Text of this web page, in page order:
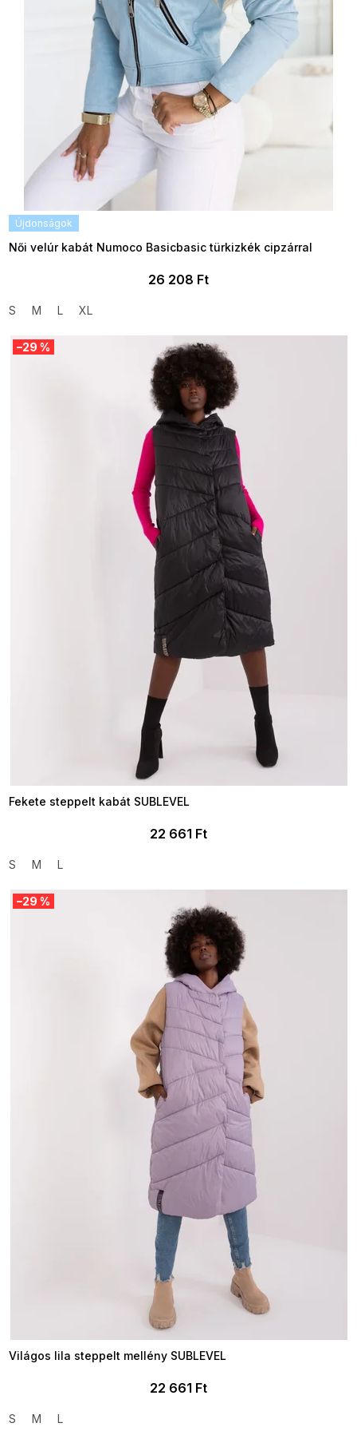
Újdonságok
Női velúr kabát Numoco Basicbasic türkizkék cipzárral
26 208 Ft
S M L XL
–29 %
Fekete steppelt kabát SUBLEVEL
22 661 Ft
S M L
–29 %
Világos lila steppelt mellény SUBLEVEL
22 661 Ft
S M L